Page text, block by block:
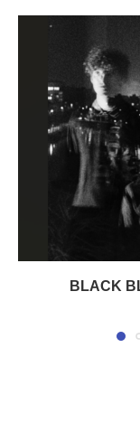
BLACK